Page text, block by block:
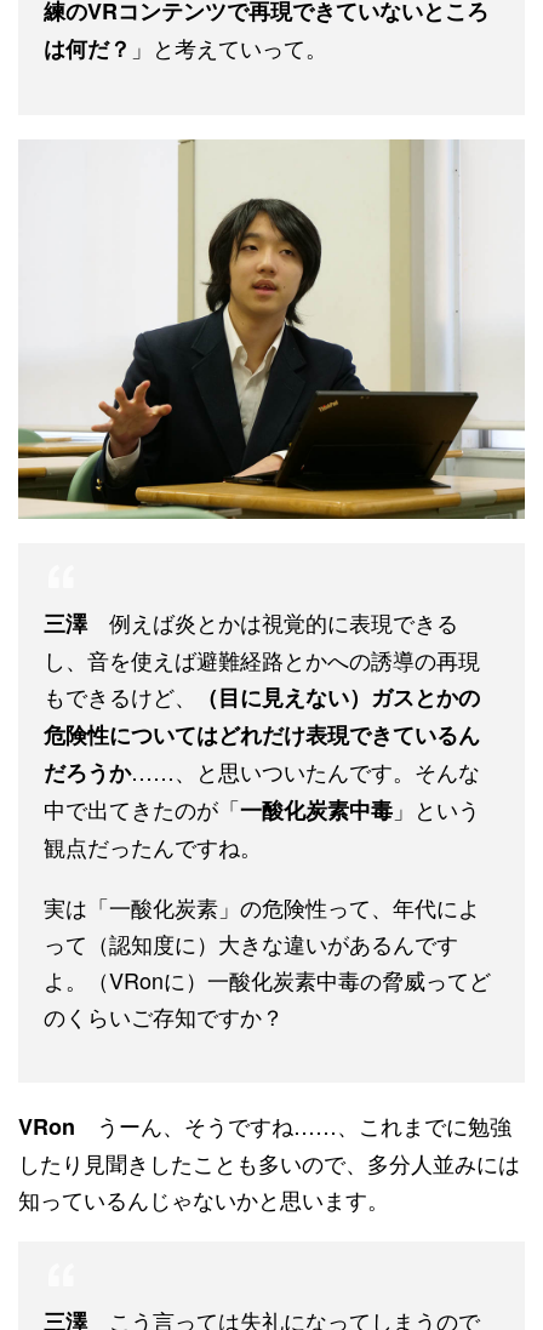
練のVRコンテンツで再現できていないところ
は何だ？ 」と考えていって。
三澤例えば炎とかは視覚的に表現できる
し、音を使えば避難経路とかへの誘導の再現
もできるけど、
（目に見えない）ガスとかの
危険性についてはどれだけ表現できているん
だろうか……、と思いついたんです。そんな
中で出てきたのが「一酸化炭素中毒 」という
観点だったんですね。
実は「一酸化炭素」の危険性って、年代によ
って（認知度に）大きな違いがあるんです
よ。（VRonに）一酸化炭素中毒の脅威ってど
のくらいご存知ですか？
VRon うーん、そうですね……、これまでに勉強
したり見聞きしたことも多いので、多分人並みには
知っているんじゃないかと思います。
三澤こう言っては失礼になってしまうので